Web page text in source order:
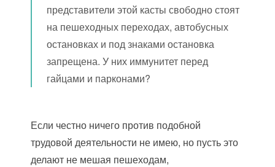
представители этой касты свободно стоят
на пешеходных переходах, автобусных
остановках и под знаками остановка
запрещена. У них иммунитет перед
гайцами и парконами?
Если честно ничего против подобной
трудовой деятельности не имею, но пусть это
делают не мешая пешеходам,